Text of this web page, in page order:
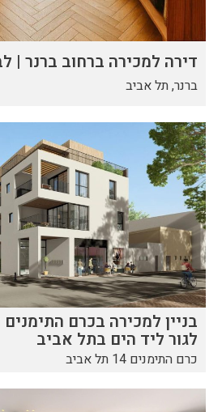
דירה למכירה ברחוב ברנר |
ברנר, תל אביב
בניין למכירה בכרם
לגור ליד הים בתל אביב
כרם התימנים 14 תל אביב